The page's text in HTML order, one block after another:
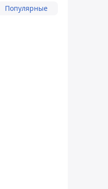
Популярные